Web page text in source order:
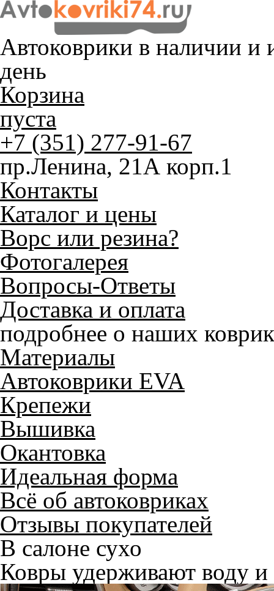
Автоковрики в наличии и
день
Корзина
пуста
+7 (351) 277-91-67
пр.Ленина, 21А корп.1
Контакты
Каталог и цены
Ворс или резина?
Фотогалерея
Вопросы-Ответы
Доставка и оплата
подробнее о наших
Материалы
Автоковрики EVA
Крепежи
Вышивка
Окантовка
Идеальная форма
Всё об автоковриках
Отзывы покупателей
В салоне сухо
Ковры удерживают воду и